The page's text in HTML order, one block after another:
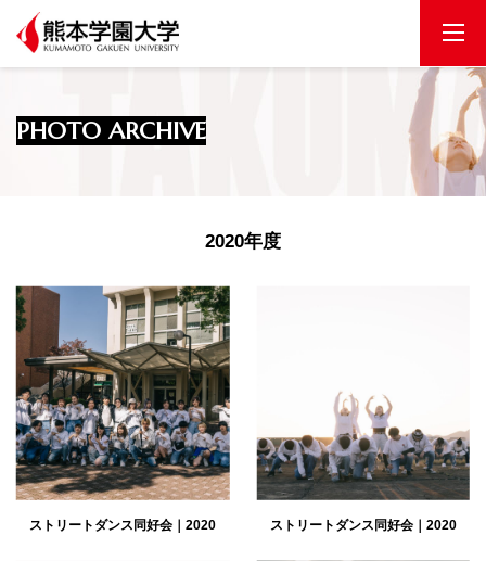
PHOTO ARCHIVE
2020年度
ストリートダンス同好会｜2020 ストリートダンス同好会｜2020
HOME
NEWS&BLOG